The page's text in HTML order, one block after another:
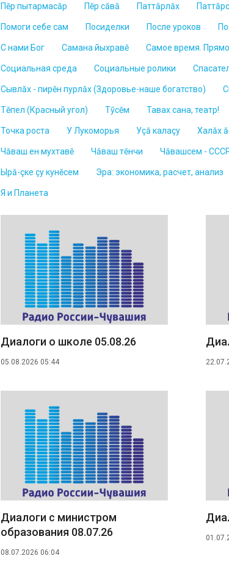
Пĕр пытармасăр Пĕр сăвă Паттăрлăх
Помоги себе сам Посиделки После уроков
С нами Бог Самана йыхравĕ Самое время.
Социальная среда Социальные ролики
Сывлăх - пирĕн пурлăх (Здоровье-наше богатство)
Тĕпел (Красный угол) Тỹсĕм Тавах сана, театр!
Точка роста У Лукоморья Уçă калаçy Халăх
Чăваш ен мухтавĕ Чăваш тĕнчи Чăвашсем -
Ырă-çке çу кунĕсем Эра: экономика, расчет, анализ
Я и Планета
Диалоги о школе 05.08.26
05.08.2026 05:44
Диалоги с министром
образования 08.07.26
08.07.2026 06:04